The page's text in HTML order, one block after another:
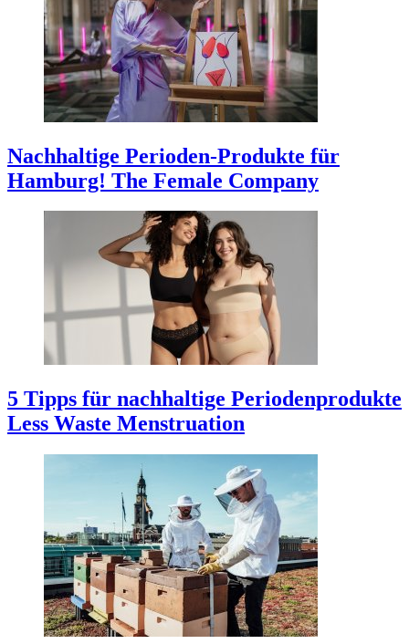
Nachhaltige Perioden-Produkte für
Hamburg! The Female Company
5 Tipps für nachhaltige Periodenprodukte
Less Waste Menstruation